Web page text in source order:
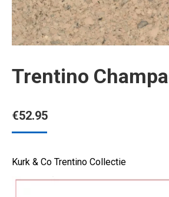
Trentino
€52.95
Kurk & Co Trentino Collectie